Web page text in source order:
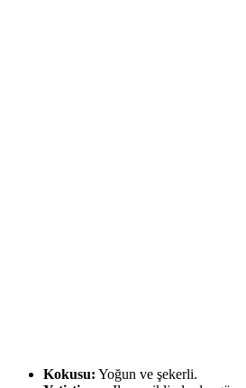
Kokusu: Yoğun ve şekerli.